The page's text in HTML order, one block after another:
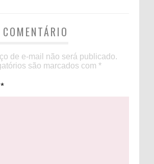
de e-mail não será publicado.
são marcados com *
*